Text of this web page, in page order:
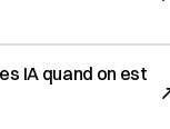
IA quand on est